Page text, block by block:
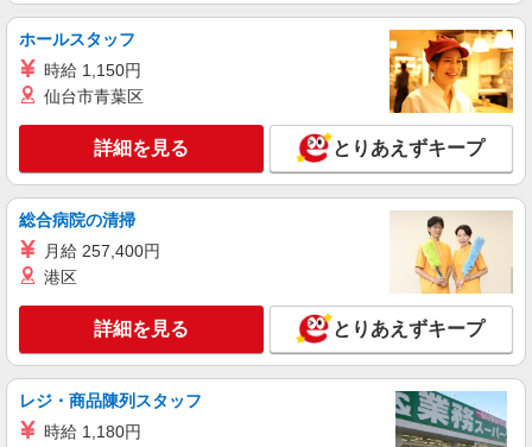
兵庫県加古川市尾上町安田305-1
キープ 詳細を見る
アルバイト パート
定食屋 宮本むなし JR加古川駅前店
ホール・キッチンスタッフ
時給1120円〜 ※研修30時間有（同時給）
・JR加古川駅前店 （兵庫県加古川市加古川町
篠原字三ツ升30-10／JR「加古川」駅北口より徒
詳細を見る
アルバイト パート
丸亀製麺加古川店
ホールスタッフ
時給 1,150円
仙台市青葉区
詳細を見る とりあえずキープ
総合病院の清掃
月給 257,400円
港区
詳細を見る とりあえずキープ
レジ・商品陳列スタッフ
時給 1,180円